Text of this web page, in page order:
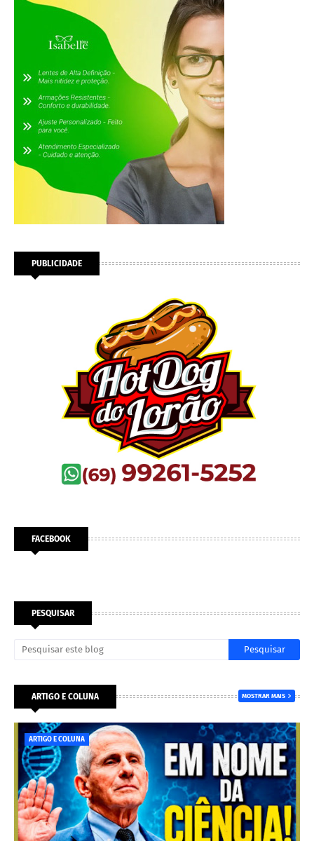
PUBLICIDADE
FACEBOOK
PESQUISAR
ARTIGO E COLUNA MOSTRAR MAIS
ARTIGO E COLUNA